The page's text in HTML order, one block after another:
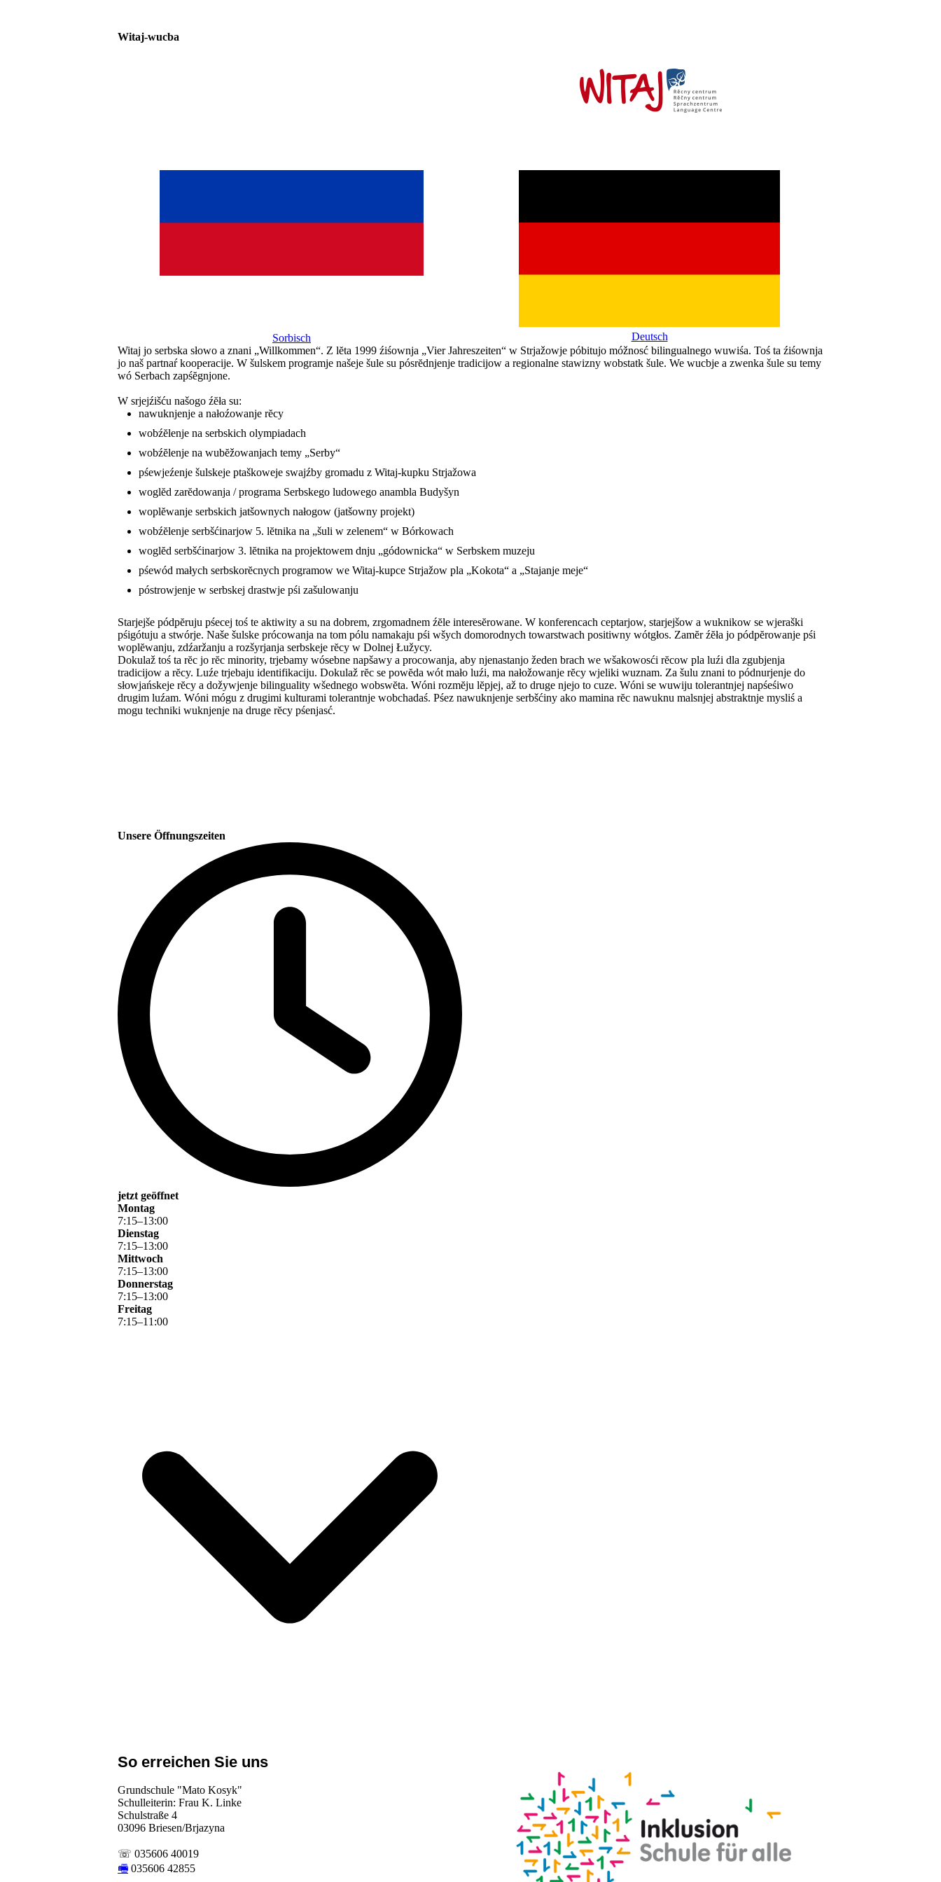
Witaj-wucba
Sorbisch
Deutsch
Witaj jo serbska słowo a znani „Willkommen“. Z lĕta 1999 źiśownja „Vier Jahreszeiten“ w Strjažowje póbitujo móžnosć bilingualnego wuwiśa. Toś ta źiśownja
jo naš partnaŕ kooperacije. W šulskem programje našeje šule su pósrĕdnjenje tradicijow a regionalne stawizny wobstatk šule. We wucbje a zwenka šule su temy
wó Serbach zapśĕgnjone.
W srjejźišću našogo źĕła su:
nawuknjenje a nałoźowanje rĕcy
wobźĕlenje na serbskich olympiadach
wobźĕlenje na wubĕžowanjach temy „Serby“
pśewjeźenje šulskeje ptaškoweje swajźby gromadu z Witaj-kupku Strjažowa
woglĕd zarĕdowanja / programa Serbskego ludowego anambla Budyšyn
woplĕwanje serbskich jatšownych nałogow (jatšowny projekt)
wobźĕlenje serbšćinarjow 5. lĕtnika na „šuli w zelenem“ w Bórkowach
woglĕd serbšćinarjow 3. lĕtnika na projektowem dnju „gódownicka“ w Serbskem muzeju
pśewód małych serbskorĕcnych programow we Witaj-kupce Strjažow pla „Kokota“ a „Stajanje meje“
póstrowjenje w serbskej drastwje pśi zašulowanju
Starjejše pódpĕruju pśecej toś te aktiwity a su na dobrem, zrgomadnem źĕle interesĕrowane. W konferencach ceptarjow, starjejšow a wuknikow se wjeraški
pśigótuju a stwórje. Naše šulske prócowanja na tom pólu namakaju pśi wšych domorodnych towarstwach positiwny wótgłos. Zamĕr źĕła jo pódpĕrowanje pśi
woplĕwanju, zdźaržanju a rozšyrjanja serbskeje rĕcy w Dolnej Łužycy.
Dokulaž toś ta rĕc jo rĕc minority, trjebamy wósebne napšawy a procowanja, aby njenastanjo žeden brach we wšakowosći rĕcow pla luźi dla zgubjenja
tradicijow a rĕcy. Luźe trjebaju identifikaciju. Dokulaž rĕc se powĕda wót mało luźi, ma nałožowanje rĕcy wjeliki wuznam. Za šulu znani to pódnurjenje do
słowjańskeje rĕcy a dožywjenje bilinguality wšednego wobswĕta. Wóni rozmĕju lĕpjej, až to druge njejo to cuze. Wóni se wuwiju tolerantnjej napśeśiwo
drugim luźam. Wóni mógu z drugimi kulturami tolerantnje wobchadaś. Pśez nawuknjenje serbšćiny ako mamina rĕc nawuknu malsnjej abstraktnje mysliś a
mogu techniki wuknjenje na druge rĕcy pśenjasć.
Unsere Öffnungszeiten
jetzt geöffnet
Montag
7:15–13:00
Dienstag
7:15–13:00
Mittwoch
7:15–13:00
Donnerstag
7:15–13:00
Freitag
7:15–11 :00
So erreichen Sie uns
Grundschule "Mato Kosyk"
Schulleiterin: Frau K. Linke
Schulstraße 4
03096 Briesen/Brjazyna
☏ 035606 40019
🖷 035606 42855